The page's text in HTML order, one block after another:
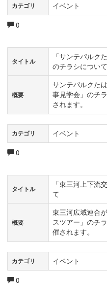
カテゴリ イベント
0
タイトル
「サンテパルク
のチラシについて
概要
サンテパルクた
事見学会」のチ
されます。
カテゴリ イベント
0
タイトル
「東三河上下流
て
概要
東三河広域連合
スツアー」のチ
催されます。
カテゴリ イベント
0